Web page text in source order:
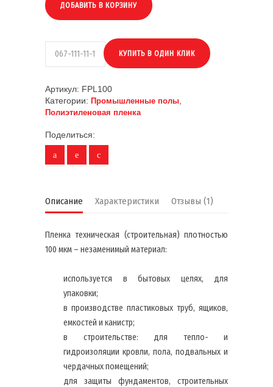
ДОБАВИТЬ В КОРЗИНУ
Артикул: FPL100
Категории: Промышленные полы
Полиэтиленовая пленка
Поделиться:
Описание Характеристики Отзывы (1)
Пленка техническая (строительная) плотностью
100 мкм – незаменимый материал:
используется в бытовых целях, для
упаковки;
в производстве пластиковых труб, ящиков,
емкостей и канистр;
в строительстве: для тепло- и
гидроизоляции кровли, пола, подвальных и
чердачных помещений;
для защиты фундаментов, строительных